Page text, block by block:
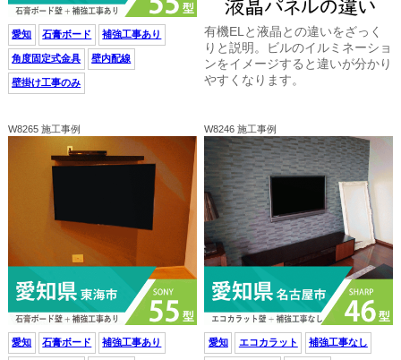
愛知 石膏ボード 補強工事あり
角度固定式金具 壁内配線
壁掛け工事のみ
有機ELと液晶との違いをざっく
りと説明。ビルのイルミネーショ
ンをイメージすると違いが分かり
やすくなります。
W8265 施工事例
愛知 石膏ボード 補強工事あり
W8246 施工事例
愛知 エコカラット 補強工事なし